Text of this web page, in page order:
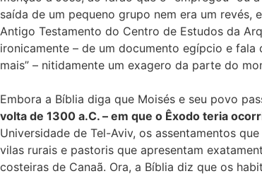
saída de um pequeno grupo nem era um
Antigo Testamento do Centro de Estudos da
ironicamente – de um documento egípcio e
mais” – nitidamente um exagero da parte do
Embora a Bíblia diga que Moisés e seu povo
volta de 1300 a.C. – em que o Êxodo teria
Universidade de Tel-Aviv, os assentamentos
vilas rurais e pastoris que apresentam
costeiras de Canaã. Ora, a Bíblia diz que os